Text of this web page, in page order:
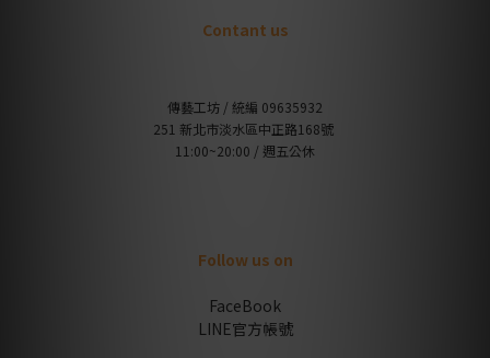
Contant us
傳藝工坊 / 統編 09635932
251 新北市淡水區中正路168號
11:00~20:00 / 週五公休
Follow us on
FaceBook
LINE官方帳號